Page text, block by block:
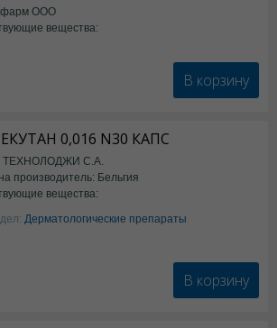
ООО
вещества:
В корзину
0,016 N30 КАПС
С.А.
производитель: Бельгия
вещества:
Дерматологические препараты
В корзину